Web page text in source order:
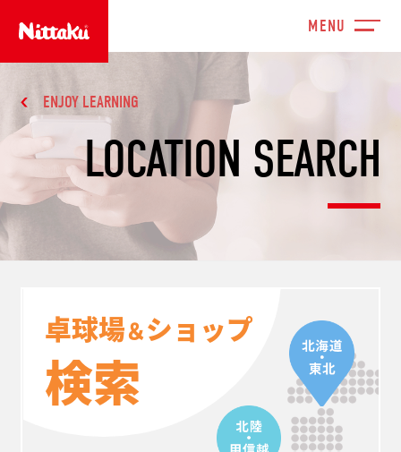
LOCATION SEARCH
ENJOY LEARNING
卓球場＆ショップ
検索